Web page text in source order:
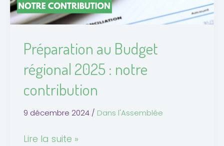
Préparation au Budget
régional 2025 : notre
contribution
9 décembre 2024 / Dans l'Assemblée
contribution
Lire la suite »